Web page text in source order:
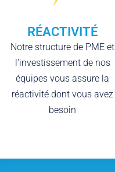
RÉACTIVITÉ
Notre structure de PME et
l'investissement de nos
équipes vous assure la
réactivité dont vous avez
besoin